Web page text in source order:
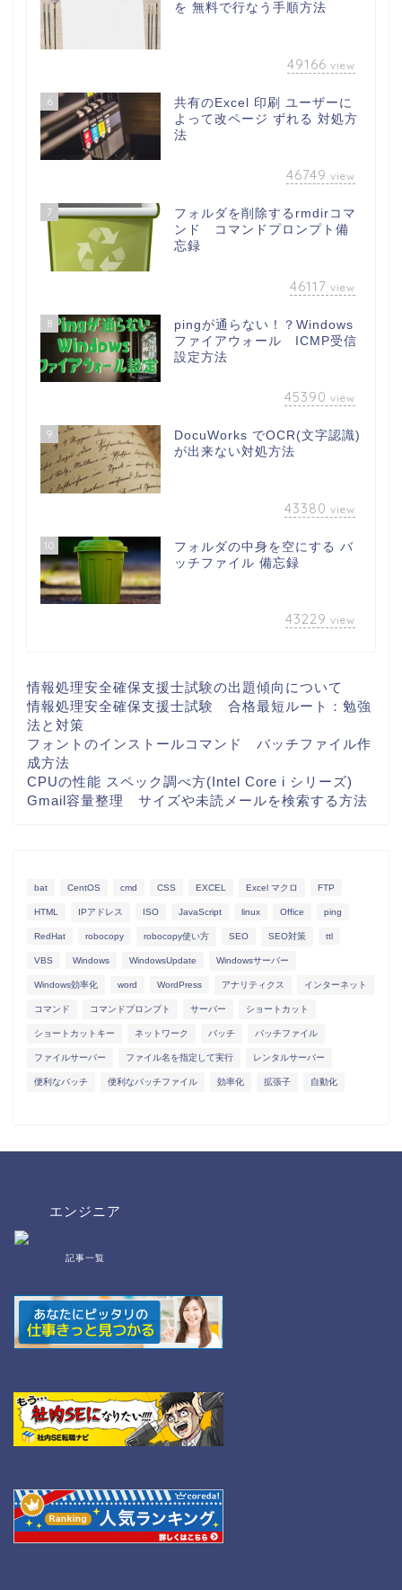
を 無料で行なう手順方法
49166 view
6
共有のExcel 印刷 ユーザーに
よって改ページ ずれる 対処方
法
46749 view
7
フォルダを削除するrmdirコマ
ンド コマンドプロンプト備
忘録
46117 view
8
pingが通らない！？Windows
ファイアウォール ICMP受信
設定方法
45390 view
9
DocuWorks でOCR(文字認識)
が出来ない対処方法
43380 view
10
フォルダの中身を空にする バ
ッチファイル 備忘録
43229 view
情報処理安全確保支援士試験の出題傾向について
情報処理安全確保支援士試験 合格最短ルート：勉強
法と対策
フォントのインストールコマンド バッチファイル作
成方法
CPUの性能 スペック調べ方(Intel Core i シリーズ)
Gmail容量整理 サイズや未読メールを検索する方法
bat CentOS cmd CSS EXCEL Excel マクロ FTP
HTML IPアドレス ISO JavaScript linux Office ping
RedHat robocopy robocopy使い方 SEO SEO対策 ttl
VBS Windows WindowsUpdate Windowsサーバー
Windows効率化 word WordPress アナリティクス インターネット
コマンド コマンドプロンプト サーバー ショートカット
ショートカットキー ネットワーク バッチ バッチファイル
ファイルサーバー ファイル名を指定して実行 レンタルサーバー
便利なバッチ 便利なバッチファイル 効率化 拡張子 自動化
エンジニア
記事一覧